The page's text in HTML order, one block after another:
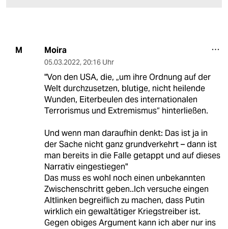
M Moira
05.03.2022, 20:16 Uhr
"Von den USA, die, „um ihre Ordnung auf der
Welt durchzusetzen, blutige, nicht heilende
Wunden, Eiterbeulen des internationalen
Terrorismus und Extremismus“ hinterließen.
Und wenn man daraufhin denkt: Das ist ja in
der Sache nicht ganz grundverkehrt – dann ist
man bereits in die Falle getappt und auf dieses
Narrativ eingestiegen"
Das muss es wohl noch einen unbekannten
Zwischenschritt geben..Ich versuche eingen
Altlinken begreiflich zu machen, dass Putin
wirklich ein gewaltätiger Kriegstreiber ist.
Gegen obiges Argument kann ich aber nur ins